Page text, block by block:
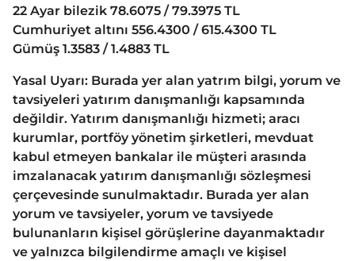
22 Ayar bilezik 78.6075 / 79.3975 TL
Cumhuriyet altını 556.4300 / 615.4300 TL
Gümüş 1.3583 / 1.4883 TL
Yasal Uyarı: Burada yer alan yatrım bilgi, yorum ve
tavsiyeleri yatırım danışmanlığı kapsamında
değildir. Yatırım danışmanlığı hizmeti; aracı
kurumlar, portföy yönetim şirketleri, mevduat
kabul etmeyen bankalar ile müşteri arasında
imzalanacak yatırım danışmanlığı sözleşmesi
çerçevesinde sunulmaktadır. Burada yer alan
yorum ve tavsiyeler, yorum ve tavsiyede
bulunanların kişisel görüşlerine dayanmaktadır
ve yalnızca bilgilendirme amaçlı ve kişisel